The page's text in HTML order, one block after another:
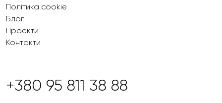
Політика cookie
Блог
Проекти
Контакти
+380 95 811 38 88